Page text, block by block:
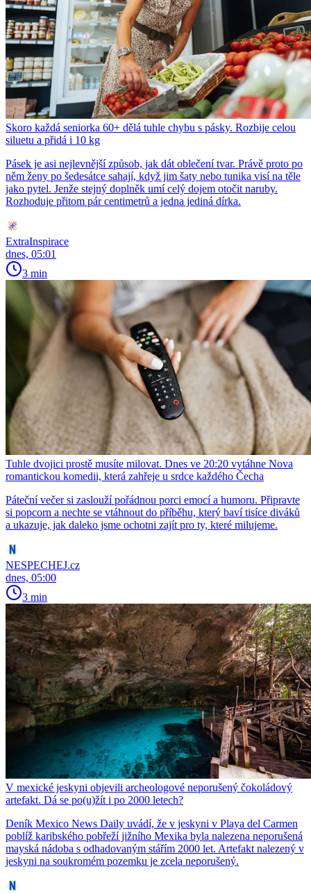
Skoro každá seniorka 60+ dělá tuhle chybu s pásky. Rozbije celou
siluetu a přidá i 10 kg
Pásek je asi nejlevnější způsob, jak dát oblečení tvar. Právě proto po
něm ženy po šedesátce sahají, když jim šaty nebo tunika visí na těle
jako pytel. Jenže stejný doplněk umí celý dojem otočit naruby.
Rozhoduje přitom pár centimetrů a jedna jediná dírka.
ExtraInspirace
dnes, 05:01
3 min
Tuhle dvojici prostě musíte milovat. Dnes ve 20:20 vytáhne Nova
romantickou komedii, která zahřeje u srdce každého Čecha
Páteční večer si zaslouží pořádnou porci emocí a humoru. Připravte
si popcorn a nechte se vtáhnout do příběhu, který baví tisíce diváků
a ukazuje, jak daleko jsme ochotni zajít pro ty, které milujeme.
NESPECHEJ.cz
dnes, 05:00
3 min
V mexické jeskyni objevili archeologové neporušený čokoládový
artefakt. Dá se po(u)žít i po 2000 letech?
Deník Mexico News Daily uvádí, že v jeskyni v Playa del Carmen
poblíž karibského pobřeží jižního Mexika byla nalezena neporušená
mayská nádoba s odhadovaným stářím 2000 let. Artefakt nalezený v
jeskyni na soukromém pozemku je zcela neporušený.